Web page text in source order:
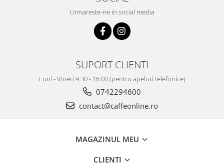
Urmareste-ne in social media
SUPORT CLIENTI
Luni - Vineri 9:30 - 16:00 (pentru apeluri telefonice)
0742294600
contact@caffeonline.ro
MAGAZINUL MEU
CLIENTI